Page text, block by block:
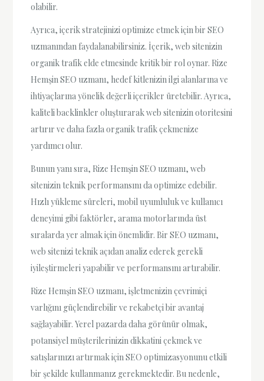
olabilir.
Ayrıca, içerik stratejinizi optimize etmek için bir SEO
uzmanından faydalanabilirsiniz. İçerik, web sitenizin
organik trafik elde etmesinde kritik bir rol oynar. Rize
Hemşin SEO uzmanı, hedef kitlenizin ilgi alanlarına ve
ihtiyaçlarına yönelik değerli içerikler üretebilir. Ayrıca,
kaliteli backlinkler oluşturarak web sitenizin otoritesini
artırır ve daha fazla organik trafik çekmenize
yardımcı olur.
Bunun yanı sıra, Rize Hemşin SEO uzmanı, web
sitenizin teknik performansını da optimize edebilir.
Hızlı yükleme süreleri, mobil uyumluluk ve kullanıcı
deneyimi gibi faktörler, arama motorlarında üst
sıralarda yer almak için önemlidir. Bir SEO uzmanı,
web sitenizi teknik açıdan analiz ederek gerekli
iyileştirmeleri yapabilir ve performansını artırabilir.
Rize Hemşin SEO uzmanı, işletmenizin çevrimiçi
varlığını güçlendirebilir ve rekabetçi bir avantaj
sağlayabilir. Yerel pazarda daha görünür olmak,
potansiyel müşterilerinizin dikkatini çekmek ve
satışlarınızı artırmak için SEO optimizasyonunu etkili
bir şekilde kullanmanız gerekmektedir. Bu nedenle,